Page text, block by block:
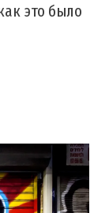
это было